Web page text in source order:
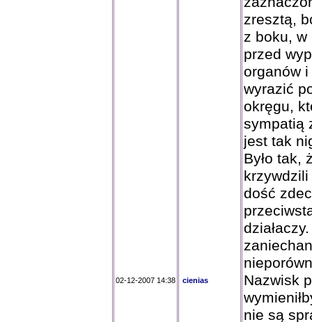
02-12-2007 14:38 cienias
zresztą,
z boku, w
przed
organów
wyrazić
okręgu,
sympatią
jest tak
Było tak,
dość
Nazwisk
nie są